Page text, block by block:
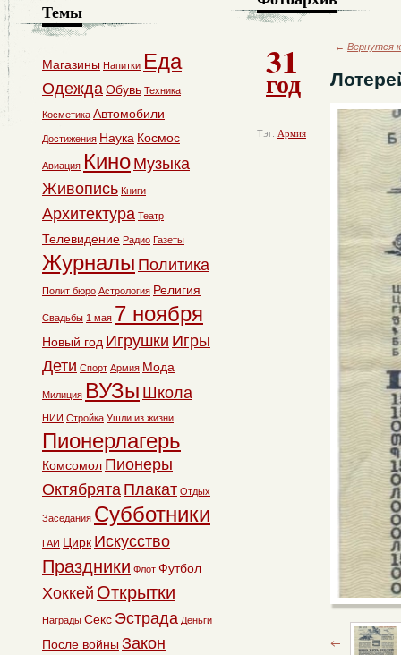
31
год
Тэг: Армия
← Вернутся
Темы
Магазины Напитки Еда
ОдеждаОбувь Техника
Косметика Автомобили
Достижения Наука Космос
Авиация Кино Музыка
Живопись Книги
Архитектура Театр
Телевидение Радио Газеты
Журналы Политика
Полит бюро Астрология Религия
Свадьбы 1 мая 7 ноября
Новый год Игрушки Игры
Дети Спорт Армия Мода
Милиция ВУЗы Школа
НИИ Стройка Ушли из жизни
Пионерлагерь
Комсомол Пионеры
Октябрята Плакат Отдых
Заседания Субботники
ГАИ Цирк Искусство
Праздники Флот Футбол
Хоккей Открытки
Награды Секс Эстрада Деньги
После войны Закон